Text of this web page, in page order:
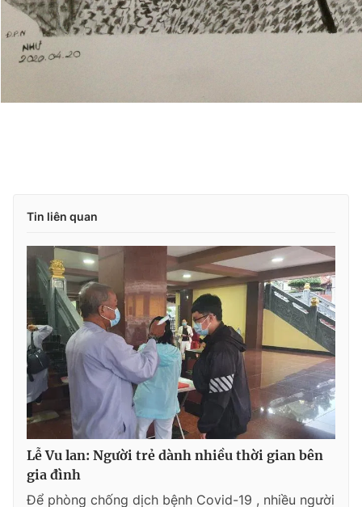
Tin liên quan
Lễ Vu lan: Người trẻ dành nhiều thời gian bên
gia đình
Để phòng chống dịch bệnh Covid-19 , nhiều người